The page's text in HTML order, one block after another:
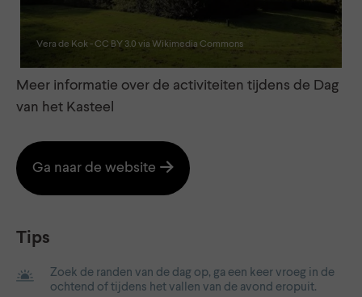
Vera de Kok - CC BY 3.0 via Wikimedia Commons
Meer informatie over de activiteiten tijdens de Dag
van het Kasteel
Ga naar de website
Tips
Zoek de randen van de dag op, ga een keer vroeg in de
ochtend of tijdens het vallen van de avond eropuit.